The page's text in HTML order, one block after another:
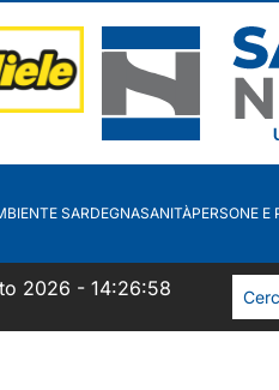
SARDEGNASANITÀPERSONE E
2026 - 14:26:58